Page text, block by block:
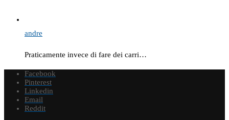
andre
Praticamente invece di fare dei carri…
Facebook
Pinterest
Linkedin
Email
Reddit